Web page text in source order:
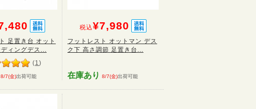
足置き台 オット
ィングデス...
(1 )
8/7(金)出荷可能
税込¥7,980
フットレスト オットマン デス
ク下 高さ調節 足置き台...
在庫あり 8/7(金)出荷可能